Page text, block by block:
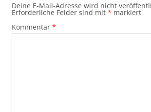
Deine E-Mail-Adresse wird nicht
Erforderliche Felder sind mit * markiert
Kommentar *